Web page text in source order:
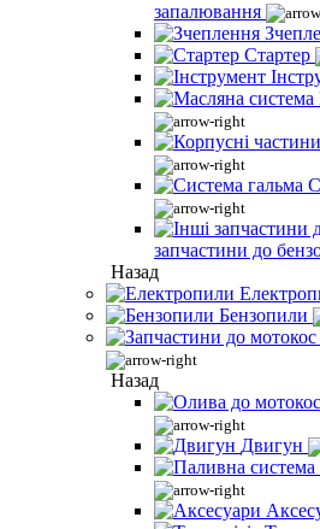
запалювання
Стартер
запчастини до
Назад
Бензопили
Назад
Двигун